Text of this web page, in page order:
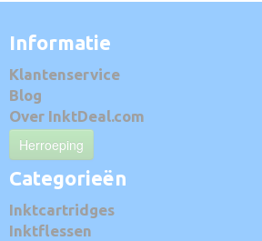
Informatie
Klantenservice
Blog
Over InktDeal.com
Herroeping
Categorieën
Inktcartridges
Inktflessen